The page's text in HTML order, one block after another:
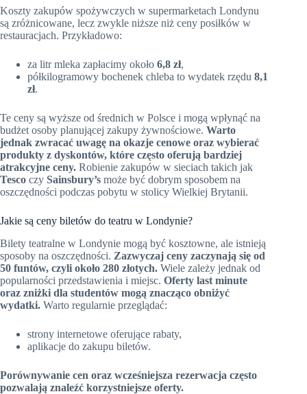
Koszty zakupów spożywczych w supermarketach Londynu
są zróżnicowane, lecz zwykle niższe niż ceny posiłków w
restauracjach. Przykładowo:
za litr mleka zapłacimy około 6,8 zł,
półkilogramowy bochenek chleba to wydatek rzędu 8,1
zł.
Te ceny są wyższe od średnich w Polsce i mogą wpłynąć na
budżet osoby planującej zakupy żywnościowe. Warto
jednak zwracać uwagę na okazje cenowe oraz wybierać
produkty z dyskontów, które często oferują bardziej
atrakcyjne ceny. Robienie zakupów w sieciach takich jak
Tesco czy Sainsbury’s może być dobrym sposobem na
oszczędności podczas pobytu w stolicy Wielkiej Brytanii.
Jakie są ceny biletów do teatru w Londynie?
Bilety teatralne w Londynie mogą być kosztowne, ale istnieją
sposoby na oszczędności. Zazwyczaj ceny zaczynają się od
50 funtów, czyli około 280 złotych. Wiele zależy jednak od
popularności przedstawienia i miejsc. Oferty last minute
oraz zniżki dla studentów mogą znacząco obniżyć
wydatki. Warto regularnie przeglądać:
strony internetowe oferujące rabaty,
aplikacje do zakupu biletów.
Porównywanie cen oraz wcześniejsza rezerwacja często
pozwalają znaleźć korzystniejsze oferty.